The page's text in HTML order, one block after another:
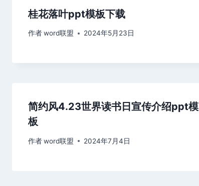
桂花落叶ppt模板下载
作者word联盟 2024年5月23日
简约风4.23世界读书日宣传介绍ppt模
板
作者word联盟 2024年7月4日